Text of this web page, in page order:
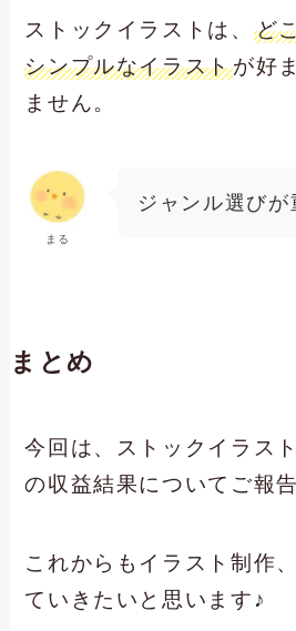
ストックイラストは、 ど
シンプルなイラストが好
ません。
まる
ジャンル選びが
まとめ
今回は、ストックイラス
の収益結果についてご報
これからもイラスト制作
ていきたいと思います♪